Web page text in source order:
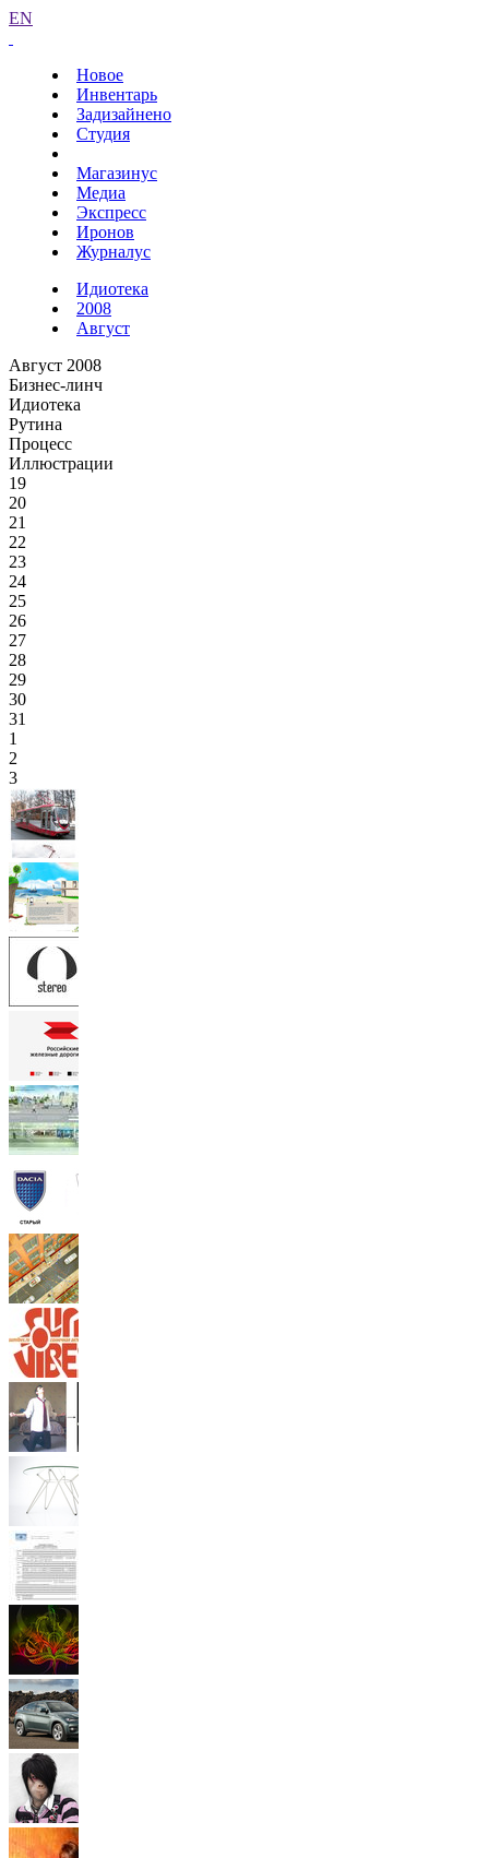
EN
Новое
Инвентарь
Задизайнено
Студия
Магазинус
Медиа
Экспресс
Иронов
Журналус
Идиотека
2008
Август
Август 2008
Бизнес-линч
Идиотека
Рутина
Процесс
Иллюстрации
19
20
21
22
23
24
25
26
27
28
29
30
31
1
2
3